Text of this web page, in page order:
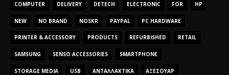
COMPUTER DELIVERY DETECH ELECTRONIC FOR HP
NEW NO BRAND NOSKR PAYPAL PC HARDWARE
PRINTER & ACCESSORY PRODUCTS REFURBISHED RETAIL
SAMSUNG SENSO ACCESSORIES SMARTPHONE
STORAGE MEDIA USB ΑΝΤΑΛΛΑΚΤΙΚΆ ΑΞΕΣΟΥΆΡ